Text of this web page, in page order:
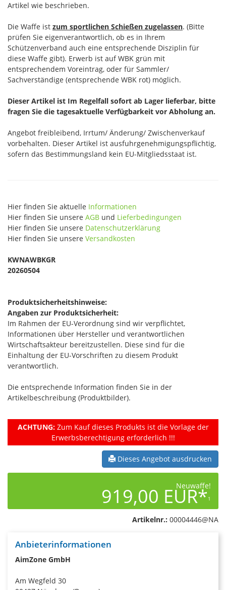
Artikel wie beschrieben.
Die Waffe ist zum sportlichen Schießen zugelassen. (Bitte
prüfen Sie eigenverantwortlich, ob es in Ihrem
Schützenverband auch eine entsprechende Disziplin für
diese Waffe gibt). Erwerb ist auf WBK grün mit
entsprechendem Voreintrag, oder für Sammler/
Sachverständige (entsprechende WBK rot) möglich.
Dieser Artikel ist Im Regelfall sofort ab Lager lieferbar, bitte
fragen Sie die tagesaktuelle Verfügbarkeit vor Abholung an.
Angebot freibleibend, Irrtum/ Änderung/ Zwischenverkauf
vorbehalten. Dieser Artikel ist ausfuhrgenehmigungspflichtig,
sofern das Bestimmungsland kein EU-Mitgliedsstaat ist.
Hier finden Sie aktuelle Informationen
Hier finden Sie unsere AGB und Lieferbedingungen
Hier finden Sie unsere Datenschutzerklärung
Hier finden Sie unsere Versandkosten
KWNAWBKGR
20260504
Produktsicherheitshinweise:
Angaben zur Produktsicherheit:
Im Rahmen der EU-Verordnung sind wir verpflichtet,
Informationen über Hersteller und verantwortlichen
Wirtschaftsakteur bereitzustellen. Diese sind für die
Einhaltung der EU-Vorschriften zu diesem Produkt
verantwortlich.
Die entsprechende Information finden Sie in der
Artikelbeschreibung (Produktbilder).
ACHTUNG:Zum Kauf dieses Produkts ist die Vorlage der
Erwerbsberechtigung erforderlich !!!
Dieses Angebot ausdrucken
Neuwaffe!
919,00 EUR*1
Artikelnr.: 00004446@NA
Anbieterinformationen
AimZone GmbH
Am Wegfeld 30